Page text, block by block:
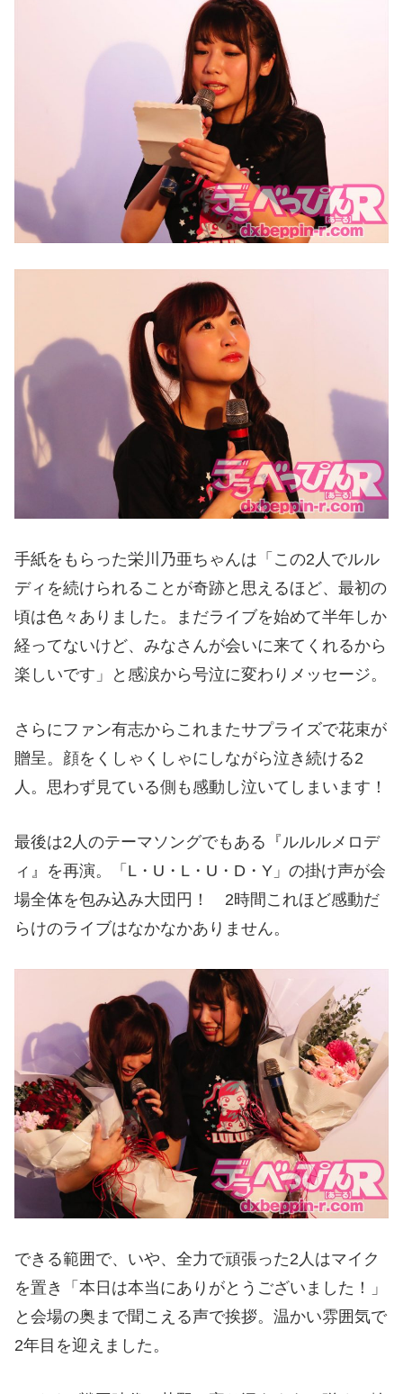
手紙をもらった栄川乃亜ちゃんは「この2人でルル
ディを続けられることが奇跡と思えるほど、最初の
頃は色々ありました。まだライブを始めて半年しか
経ってないけど、みなさんが会いに来てくれるから
楽しいです」と感涙から号泣に変わりメッセージ。
さらにファン有志からこれまたサプライズで花束が
贈呈。顔をくしゃくしゃにしながら泣き続ける2
人。思わず見ている側も感動し泣いてしまいます！
最後は2人のテーマソングでもある『ルルルメロデ
ィ』を再演。「L・U・L・U・D・Y」の掛け声が会
場全体を包み込み大団円！ 2時間これほど感動だ
らけのライブはなかなかありません。
できる範囲で、いや、全力で頑張った2人はマイク
を置き「本日は本当にありがとうございました！」
と会場の奥まで聞こえる声で挨拶。温かい雰囲気で
2年目を迎えました。